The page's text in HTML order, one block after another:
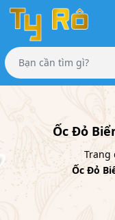
Ốc Đỏ
Trang
Ốc Đỏ